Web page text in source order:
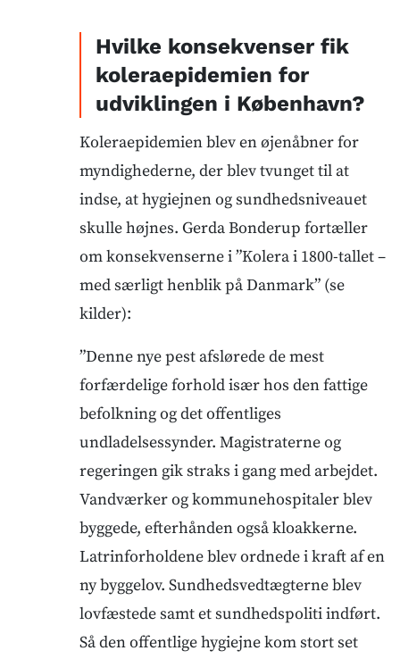
Hvilke konsekvenser fik
koleraepidemien for
udviklingen i København?
Koleraepidemien blev en øjenåbner for
myndighederne, der blev tvunget til at
indse, at hygiejnen og sundhedsniveauet
skulle højnes. Gerda Bonderup fortæller
om konsekvenserne i ”Kolera i 1800-tallet –
med særligt henblik på Danmark” (se
kilder):
”Denne nye pest afslørede de mest
forfærdelige forhold især hos den fattige
befolkning og det offentliges
undladelsessynder. Magistraterne og
regeringen gik straks i gang med arbejdet.
Vandværker og kommunehospitaler blev
byggede, efterhånden også kloakkerne.
Latrinforholdene blev ordnede i kraft af en
ny byggelov. Sundhedsvedtægterne blev
lovfæstede samt et sundhedspoliti indført.
Så den offentlige hygiejne kom stort set